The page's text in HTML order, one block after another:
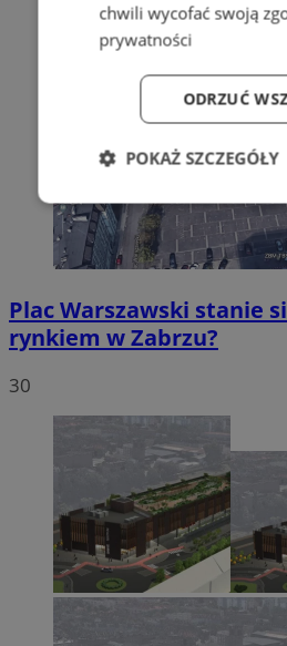
Plac Warszawski stanie
rynkiem w Zabrzu?
30
chwili wycofać swoją
prywatności
ODRZUĆ
POKAŻ SZCZEGÓŁY
Niezbędne
Niezbędne Wydajność
Niezbędne pliki cookie
takich jak logowanie
można prawidłowo korzystać
Nazwa
SessID